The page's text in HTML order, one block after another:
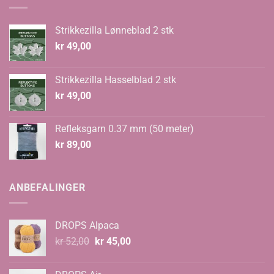
Strikkezilla Lønneblad 2 stk
kr 49,00
Strikkezilla Hasselblad 2 stk
kr 49,00
Refleksgarn 0.37 mm (50 meter)
kr 89,00
ANBEFALINGER
DROPS Alpaca
kr52,00 Opprinnelig
kr45,00Nåværende